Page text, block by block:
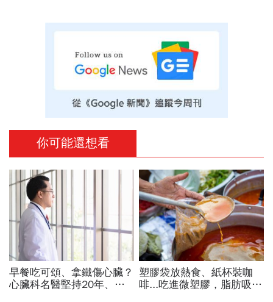
你可能還想看
早餐吃可頌、拿鐵傷心臟？
心臟科名醫堅持20年、早
塑膠袋放熱食、紙杯裝咖
啡...吃進微塑膠，脂肪吸收